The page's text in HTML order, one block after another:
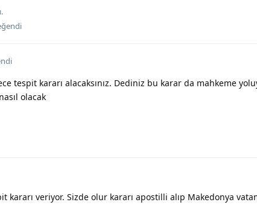
tespit kararı alacaksınız. Dediniz bu karar da mahkeme
olacak
kararı veriyor. Sizde olur kararı apostilli alıp Makedonya